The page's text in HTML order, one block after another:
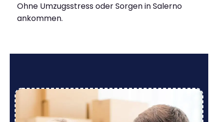
Ohne Umzugsstress oder Sorgen in Salerno
ankommen.